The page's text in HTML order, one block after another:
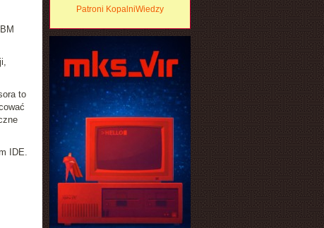
to
IDE.
Patroni KopalniWiedzy